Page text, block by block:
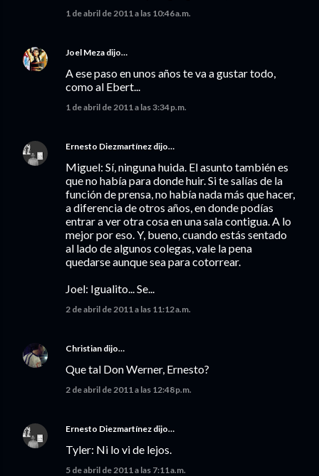
1 de abril de 2011 a las 10:46 a.m.
Joel Meza dijo…
A ese paso en unos años te va a gustar todo,
como al Ebert...
1 de abril de 2011 a las 3:34 p.m.
Ernesto Diezmartínez dijo…
Miguel: Sí, ninguna huida. El asunto también es
que no había para donde huir. Si te salías de la
función de prensa, no había nada más que hacer,
a diferencia de otros años, en donde podías
entrar a ver otra cosa en una sala contigua. A lo
mejor por eso. Y, bueno, cuando estás sentado
al lado de algunos colegas, vale la pena
quedarse aunque sea para cotorrear.
Joel: Igualito... Se...
2 de abril de 2011 a las 11:12 a.m.
Christian dijo…
Que tal Don Werner, Ernesto?
2 de abril de 2011 a las 12:48 p.m.
Ernesto Diezmartínez dijo…
Tyler: Ni lo vi de lejos.
5 de abril de 2011 a las 7:11 a.m.